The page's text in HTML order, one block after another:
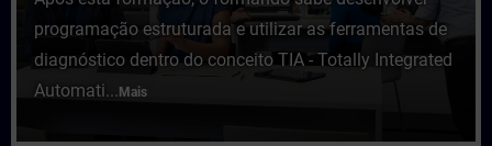
programação estruturada e utilizar as ferramentas de
diagnóstico dentro do conceito TIA - Totally Integrated
Automati... Mais